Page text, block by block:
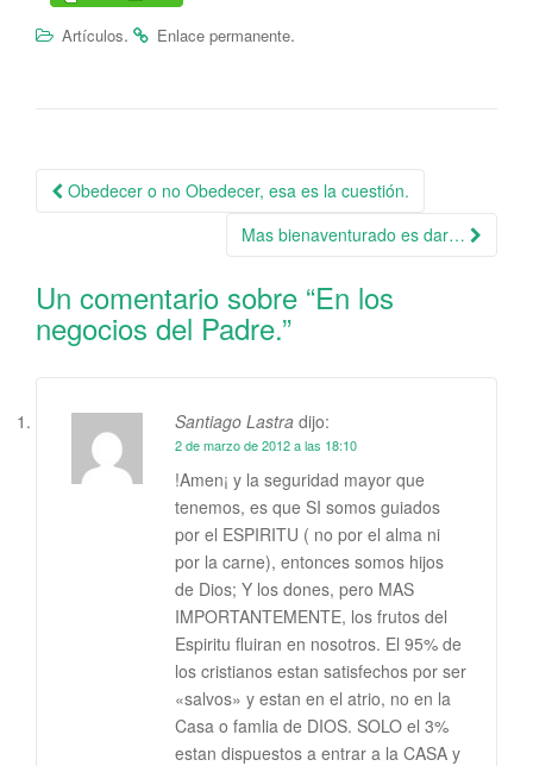
Artículos. Enlace permanente.
Navegación de la entrada
Obedecer o no Obedecer, esa es la cuestión.
Mas bienaventurado es dar…
Un comentario sobre “En los
negocios del Padre.”
Santiago Lastra dijo:
2 de marzo de 2012 a las 18:10
!Amen¡ y la seguridad mayor que
tenemos, es que SI somos guiados
por el ESPIRITU ( no por el alma ni
por la carne), entonces somos hijos
de Dios; Y los dones, pero MAS
IMPORTANTEMENTE, los frutos del
Espiritu fluiran en nosotros. El 95% de
los cristianos estan satisfechos por ser
«salvos» y estan en el atrio, no en la
Casa o famlia de DIOS. SOLO el 3%
estan dispuestos a entrar a la CASA y